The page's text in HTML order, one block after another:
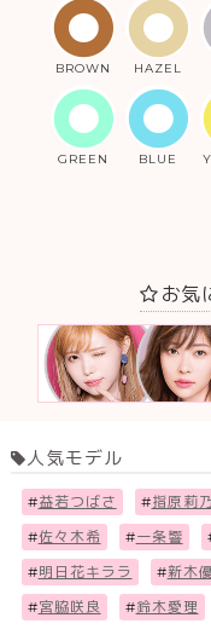
BROWN HAZEL
GREEN BLUE
お気
人気モデル
#益若つばさ #指原莉乃
#佐々木希 #一条響
#明日花キララ #新木
#宮脇咲良 #鈴木愛理